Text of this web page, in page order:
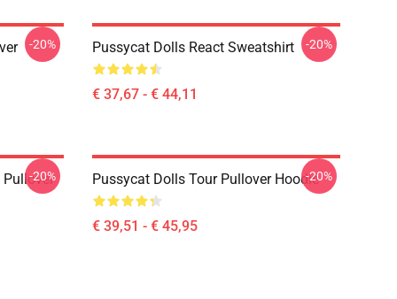
-20% Pussycat Dolls React Sweatshirt
€ 37,67 - € 44,11
-20%
Pullover
-20% Pussycat Dolls Tour Pullover Hoodie
€ 39,51 - € 45,95
-20%